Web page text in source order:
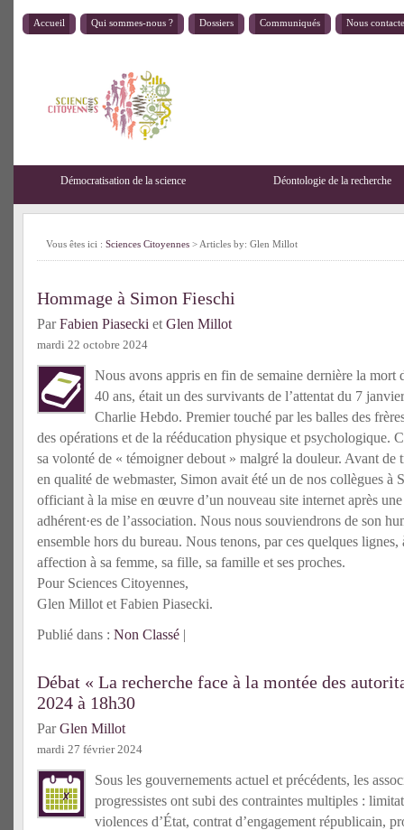
Accueil Qui sommes-nous ? Dossiers Communiqués Nous
Démocratisation de la science Déontologie de la recherche
Vous êtes ici : Sciences Citoyennes > Articles by: Glen Millot
Hommage à Simon Fieschi
ParFabien Piasecki et Glen Millot
mardi 22 octobre 2024
Nous avons appris en fin de semaine dernière la mort
40 ans, était un des survivants de l’attentat du 7
Charlie Hebdo. Premier touché par les balles des
des opérations et de la rééducation physique et psychologique.
sa volonté de « témoigner debout » malgré la douleur. Avant
en qualité de webmaster, Simon avait été un de nos collègues à
officiant à la mise en œuvre d’un nouveau site internet après une
adhérent·es de l’association. Nous nous souviendrons de son
ensemble hors du bureau. Nous tenons, par ces quelques
affection à sa femme, sa fille, sa famille et ses proches.
Pour Sciences Citoyennes,
Glen Millot et Fabien Piasecki.
Publié dans : Non Classé |
Débat « La recherche face à la montée des
2024 à 18h30
ParGlen Millot
mardi 27 février 2024
Sous les gouvernements actuel et précédents, les
progressistes ont subi des contraintes multiples :
violences d’État, contrat d’engagement républicain,